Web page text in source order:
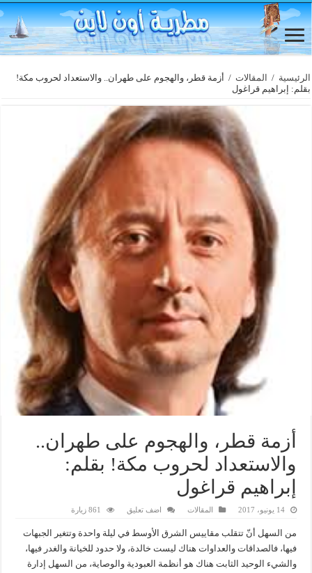
الرئيسية / المقالات / أزمة قطر، والهجوم على طهران.. والاستعداد لحروب مكة!
بقلم: إبراهيم قراغول
أزمة قطر، والهجوم على طهران..
والاستعداد لحروب مكة! بقلم:
إبراهيم قراغول
14 يونيو، 2017 المقالات اضف تعليق 861 زيارة
من السهل أنّ تتقلب مقاييس الشرق الأوسط في ليلة واحدة وتتغير الجبهات
فيها، فالصداقات والعداوات هناك ليست خالدة، ولا حدود للخيانة والغدر فيها،
والشيء الوحيد الثابت هناك هو أنظمة العبودية والوصاية، من السهل إدارة